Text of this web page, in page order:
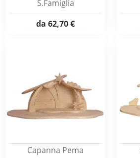
S.Famiglia
da 62,70 €
Capanna Pema